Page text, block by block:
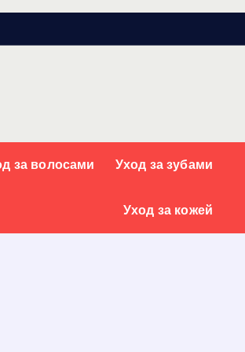
за волосами Уход за зубами
Уход за кожей